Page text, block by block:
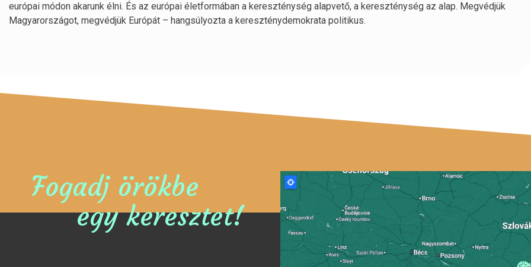
európai módon akarunk élni. És az európai életformában a kereszténység alapvető, a kereszténység az alap. Megvédjük
Magyarországot, megvédjük Európát – hangsúlyozta a kereszténydemokrata politikus.
Fogadj örökbe
egy keresztet!